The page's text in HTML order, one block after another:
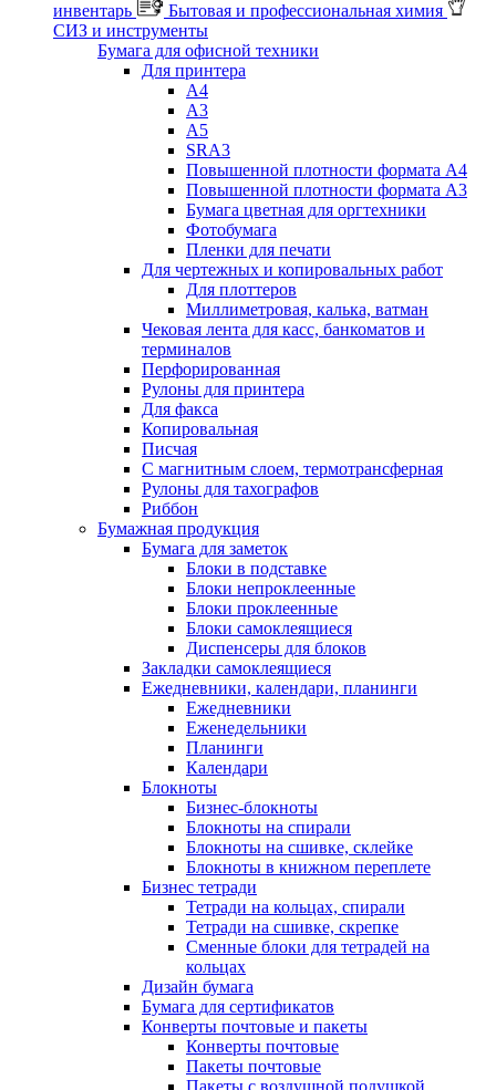
инвентарь
Бытовая и профессиональная химия
СИЗ и инструменты
Бумага для офисной техники
Для принтера
А4
А3
А5
SRA3
Повышенной плотности формата А4
Повышенной плотности формата А3
Бумага цветная для оргтехники
Фотобумага
Пленки для печати
Для чертежных и копировальных работ
Для плоттеров
Миллиметровая, калька, ватман
Чековая лента для касс, банкоматов и
терминалов
Перфорированная
Рулоны для принтера
Для факса
Копировальная
Писчая
С магнитным слоем, термотрансферная
Рулоны для тахографов
Риббон
Бумажная продукция
Бумага для заметок
Блоки в подставке
Блоки непроклеенные
Блоки проклеенные
Блоки самоклеящиеся
Диспенсеры для блоков
Закладки самоклеящиеся
Ежедневники, календари, планинги
Ежедневники
Еженедельники
Планинги
Календари
Блокноты
Бизнес-блокноты
Блокноты на спирали
Блокноты на сшивке, склейке
Блокноты в книжном переплете
Бизнес тетради
Тетради на кольцах, спирали
Тетради на сшивке, скрепке
Сменные блоки для тетрадей на
кольцах
Дизайн бумага
Бумага для сертификатов
Конверты почтовые и пакеты
Конверты почтовые
Пакеты почтовые